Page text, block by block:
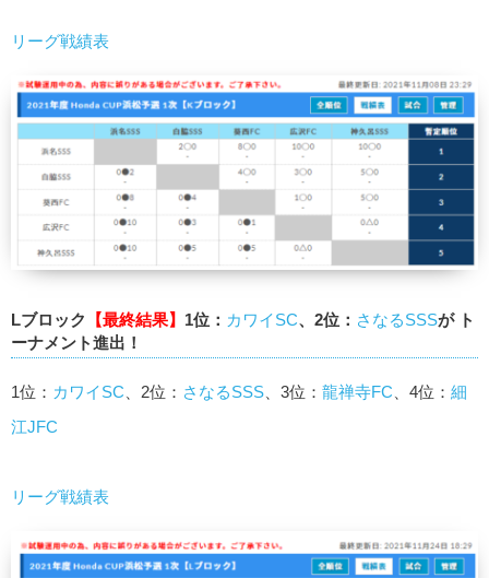
リーグ戦績表
Lブロック 【最終結果】 1位： カワイSC、2位： さなるSSSが ト
ーナメント進出！
1位： カワイSC 、2位： さなるSSS 、3位： 龍禅寺FC 、4位： 細
江JFC
リーグ戦績表